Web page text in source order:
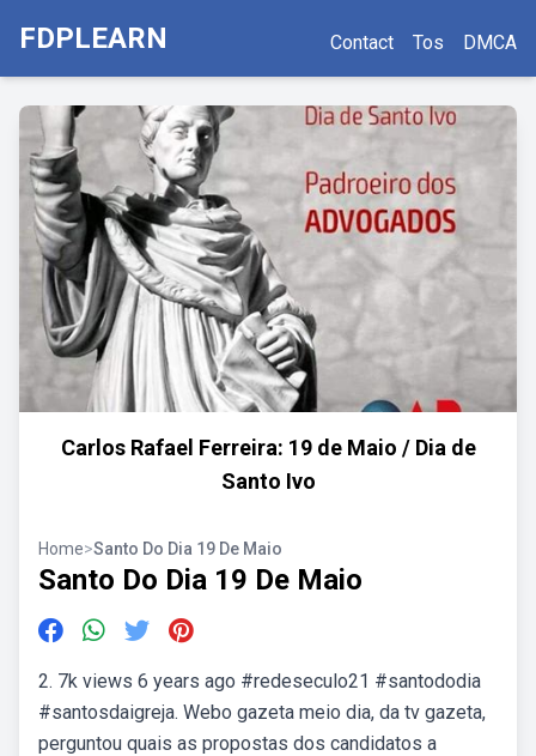
FDPLEARN Contact Tos DMCA
Carlos Rafael Ferreira: 19 de Maio / Dia de
Santo Ivo
Home>Santo Do Dia 19 De Maio
Santo Do Dia 19 De Maio
2. 7k views 6 years ago #redeseculo21 #santododia
#santosdaigreja. Webo gazeta meio dia, da tv gazeta,
perguntou quais as propostas dos candidatos a